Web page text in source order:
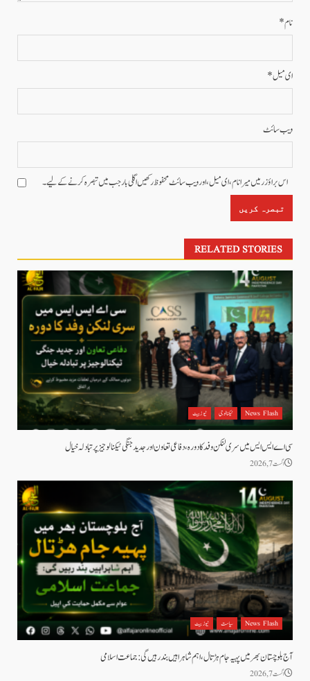
نام*
ای میل*
ویب‌ سائٹ
اس براؤزر میں میرا نام، ای میل، اور ویب سائٹ محفوظ رکھیں اگلی بار جب میں تبصرہ کرنے کےلیے۔
RELATED STORIES
News Flash ٹیکنالوجی نیوز بیٹ
سی اے ایس ایس میں سری لنکن وفد کا دورہ، دفاعی تعاون اور جدید جنگی ٹیکنالوجیز پر تبادلہ خیال
اگست 7, 2026
News Flash سیاست نیوز بیٹ
آج بلوچستان بھر میں پہیہ جام ہڑتال، اہم شاہراہیں بند رہیں گی: جماعت اسلامی
اگست 7, 2026